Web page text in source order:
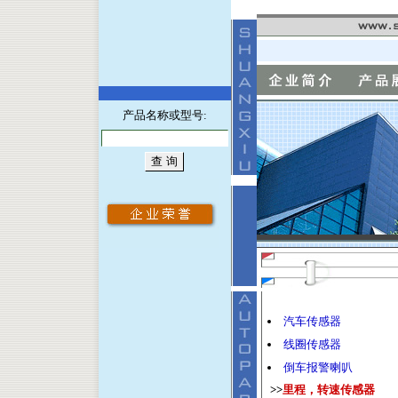
产品名称或型号:
汽车传感器
线圈传感器
倒车报警喇叭
>>里程，转速传感器